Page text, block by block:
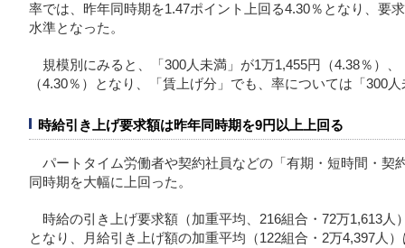
率では、昨年同時期を1.47ポイント上回る4.30％となり、要
水準となった。
規模別にみると、「300人未満」が1万1,455円（4.38％）
（4.30％）となり、「賃上げ分」でも、率については「300
時給引き上げ要求額は昨年同時期を9円以上上回る
パートタイム労働者や契約社員などの「有期・短時間・契
同時期を大幅に上回った。
時給の引き上げ要求額（加重平均、216組合・72万1,613人
となり、月給引き上げ額の加重平均（122組合・2万4,397人